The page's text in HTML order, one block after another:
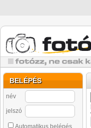
BELÉPÉS
név
jelszó
Automatikus belépés